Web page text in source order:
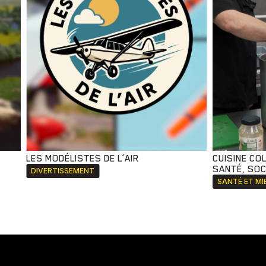
LES MODÉLISTES DE L’AIR
DIVERTISSEMENT
CUISINE
SANTÉ,
SANTÉ ET